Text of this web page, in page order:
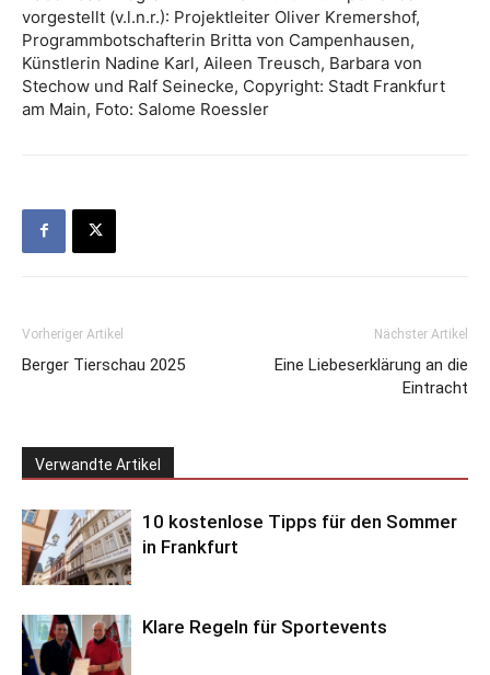
vorgestellt (v.l.n.r.): Projektleiter Oliver Kremershof,
Programmbotschafterin Britta von Campenhausen,
Künstlerin Nadine Karl, Aileen Treusch, Barbara von
Stechow und Ralf Seinecke, Copyright: Stadt Frankfurt
am Main, Foto: Salome Roessler
Vorheriger Artikel
Berger Tierschau 2025
Nächster Artikel
Eine Liebeserklärung an die
Eintracht
Verwandte Artikel
10 kostenlose Tipps für den Sommer
in Frankfurt
Klare Regeln für Sportevents